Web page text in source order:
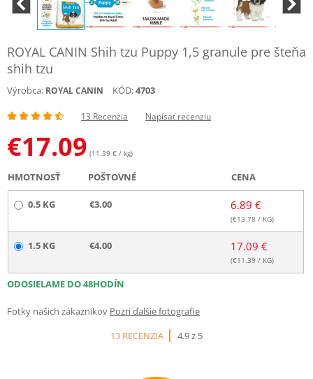
ROYAL CANIN Shih tzu Puppy 1,5 granule pre šteňa
shih tzu
Výrobca: ROYAL CANIN KÓD:4703
13 Recenzia Napísať recenziu
€17.09 (11.39 € / kg)
HMOTNOSŤ POŠTOVNÉ CENA
0.5 KG €3.00 6.89 €
(€13.78 / KG)
1.5 KG €4.00 17.09 €
(€11.39 / KG)
ODOSIELAME DO 48HODÍN
Fotky našich zákazníkov Pozri ďalšie fotografie
13 RECENZIA
4.9 z 5